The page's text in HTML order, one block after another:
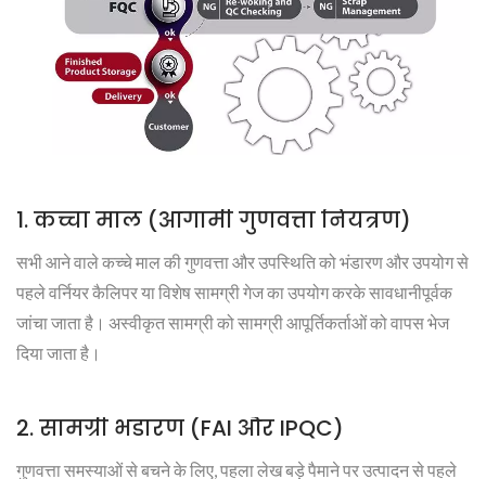
1. कच्चा माल (आगामी गुणवत्ता नियंत्रण)
सभी आने वाले कच्चे माल की गुणवत्ता और उपस्थिति को भंडारण और उपयोग से
पहले वर्नियर कैलिपर या विशेष सामग्री गेज का उपयोग करके सावधानीपूर्वक
जांचा जाता है। अस्वीकृत सामग्री को सामग्री आपूर्तिकर्ताओं को वापस भेज
दिया जाता है।
2. सामग्री भंडारण (FAI और IPQC)
गुणवत्ता समस्याओं से बचने के लिए, पहला लेख बड़े पैमाने पर उत्पादन से पहले